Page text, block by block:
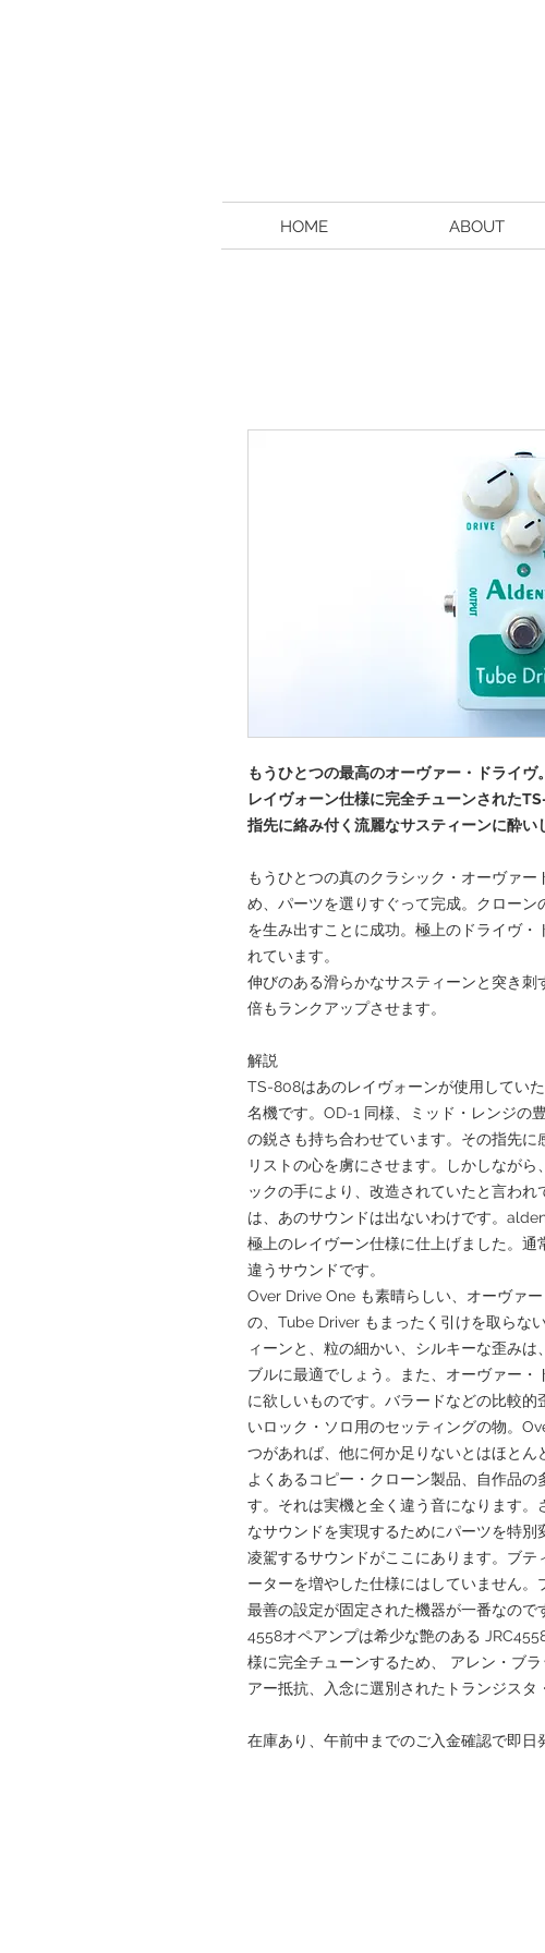
HOME ABOUT
もうひとつの最高のオーヴァー・ドライヴ。
レイヴォーン仕様に完全チューンされた
指先に絡み付く流麗なサスティーンに酔い
もうひとつの真のクラシック・オーヴァ
め、パーツを選りすぐって完成。クローン
を生み出すことに成功。極上のドライヴ・
れています。
伸びのある滑らかなサスティーンと突き
倍もランクアップさせます。
解説
TS-808はあのレイヴォーンが使用してい
名機です。OD-1 同様、ミッド・レンジの
の鋭さも持ち合わせています。その指先に
リストの心を虜にさせます。しかしなが
ックの手により、改造されていたと言わ
は、あのサウンドは出ないわけです。
極上のレイヴーン仕様に仕上げました。
違うサウンドです。
Over Drive One も素晴らしい、オーヴァ
の、Tube Driver もまったく引けを取らな
ィーンと、粒の細かい、シルキーな歪み
ブルに最適でしょう。また、オーヴァー
に欲しいものです。バラードなどの比較
いロック・ソロ用のセッティングの物。
つがあれば、他に何か足りないとはほとん
よくあるコピー・クローン製品、自作品の
す。それは実機と全く違う音になります
なサウンドを実現するためにパーツを特
凌駕するサウンドがここにあります。ブテ
ーターを増やした仕様にはしていません。
最善の設定が固定された機器が一番なので
4558オペアンプは希少な艶のある
様に完全チューンするため、 アレン・ブ
アー抵抗、入念に選別されたトランジスタ
在庫あり、午前中までのご入金確認で即日